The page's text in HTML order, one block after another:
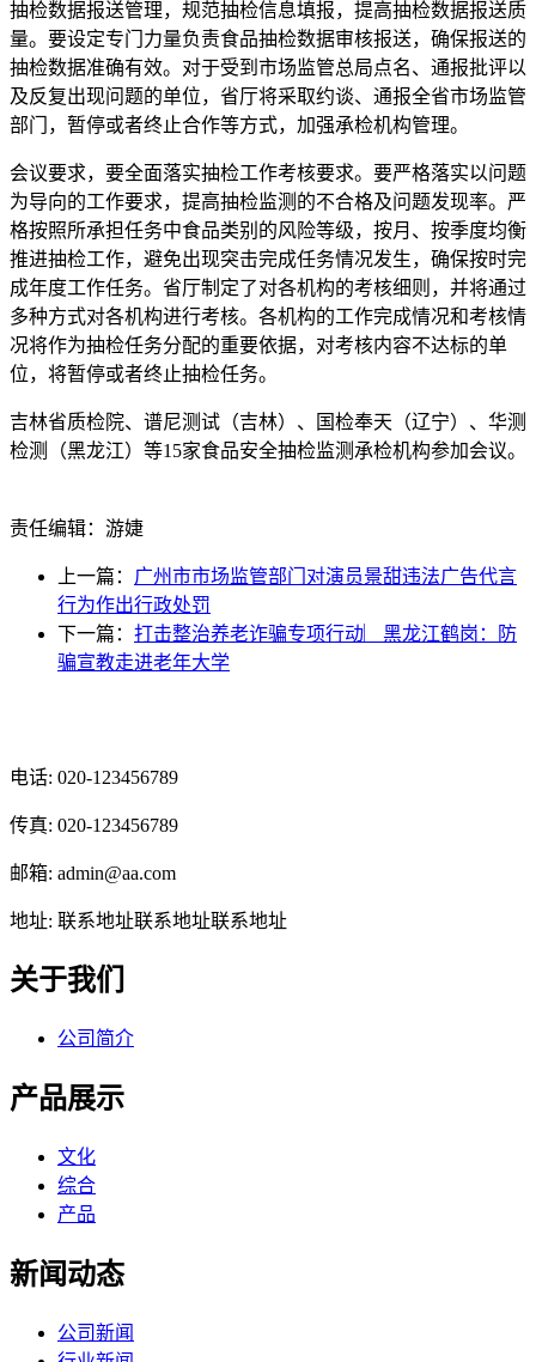
抽检数据报送管理，规范抽检信息填报，提高抽检数据报送质
量。要设定专门力量负责食品抽检数据审核报送，确保报送的
抽检数据准确有效。对于受到市场监管总局点名、通报批评以
及反复出现问题的单位，省厅将采取约谈、通报全省市场监管
部门，暂停或者终止合作等方式，加强承检机构管理。
会议要求，要全面落实抽检工作考核要求。要严格落实以问题
为导向的工作要求，提高抽检监测的不合格及问题发现率。严
格按照所承担任务中食品类别的风险等级，按月、按季度均衡
推进抽检工作，避免出现突击完成任务情况发生，确保按时完
成年度工作任务。省厅制定了对各机构的考核细则，并将通过
多种方式对各机构进行考核。各机构的工作完成情况和考核情
况将作为抽检任务分配的重要依据，对考核内容不达标的单
位，将暂停或者终止抽检任务。
吉林省质检院、谱尼测试（吉林）、国检奉天（辽宁）、华测
检测（黑龙江）等15家食品安全抽检监测承检机构参加会议。
责任编辑：游婕
上一篇： 广州市市场监管部门对演员景甜违法广告代言
行为作出行政处罚
下一篇： 打击整治养老诈骗专项行动︳黑龙江鹤岗：防
骗宣教走进老年大学
电话: 020-123456789
传真: 020-123456789
邮箱: admin@aa.com
地址: 联系地址联系地址联系地址
关于我们
公司简介
产品展示
文化
综合
产品
新闻动态
公司新闻